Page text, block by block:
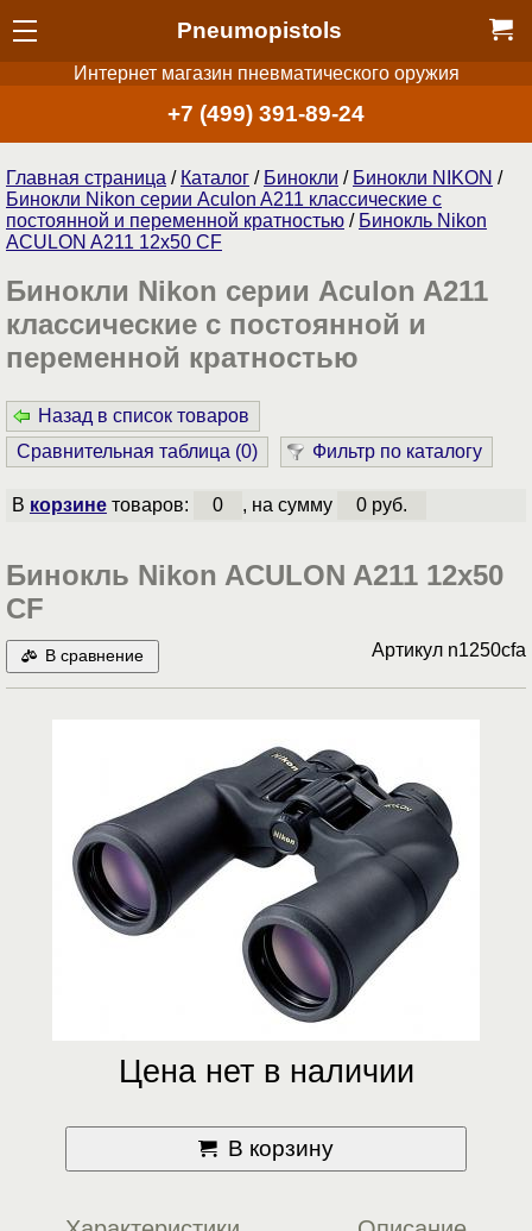
Pneumopistols
Интернет магазин пневматического оружия
+7 (499) 391-89-24
Главная страница / Каталог / Бинокли / Бинокли NIKON /
Бинокли Nikon серии Aculon A211 классические с
постоянной и переменной кратностью / Бинокль Nikon
ACULON A211 12x50 CF
Бинокли Nikon серии Aculon A211
классические с постоянной и
переменной кратностью
Назад в список товаров
Сравнительная таблица (0) Фильтр по каталогу
В корзинетоваров: 0 , на сумму 0 руб.
Бинокль Nikon ACULON A211 12x50
CF
В сравнение Артикул n1250cfa
Цена нет в наличии
В корзину